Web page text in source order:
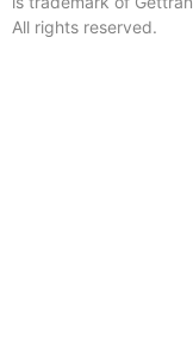
All rights reserved.